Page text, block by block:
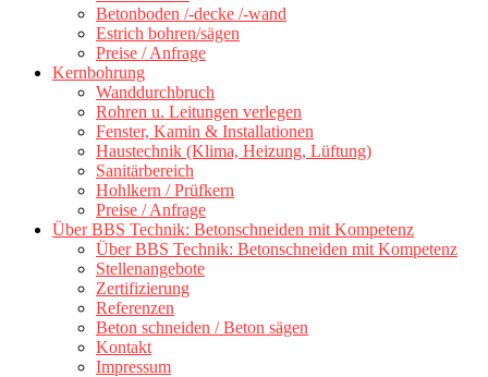
Betonboden /-decke /-wand
Estrich bohren/sägen
Preise / Anfrage
Kernbohrung
Wanddurchbruch
Rohren u. Leitungen verlegen
Fenster, Kamin & Installationen
Haustechnik (Klima, Heizung, Lüftung)
Sanitärbereich
Hohlkern / Prüfkern
Preise / Anfrage
Über BBS Technik: Betonschneiden mit Kompetenz
Über BBS Technik: Betonschneiden mit Kompetenz
Stellenangebote
Zertifizierung
Referenzen
Beton schneiden / Beton sägen
Kontakt
Impressum